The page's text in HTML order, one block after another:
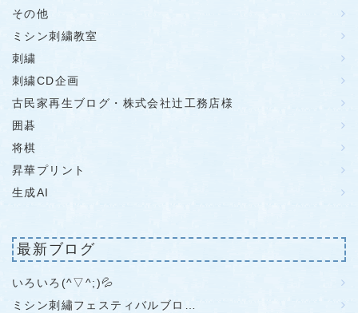
その他
ミシン刺繍教室
刺繍
刺繍CD企画
古民家再生ブログ・株式会社辻工務店様
囲碁
将棋
昇華プリント
生成AI
最新ブログ
いろいろ(^▽^;)💦
ミシン刺繡フェスティバルブロ…